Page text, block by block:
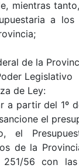
mientras
a
de la
Legislativo
de Ley:
a partir del 1º
el
el
de la
251/56 con